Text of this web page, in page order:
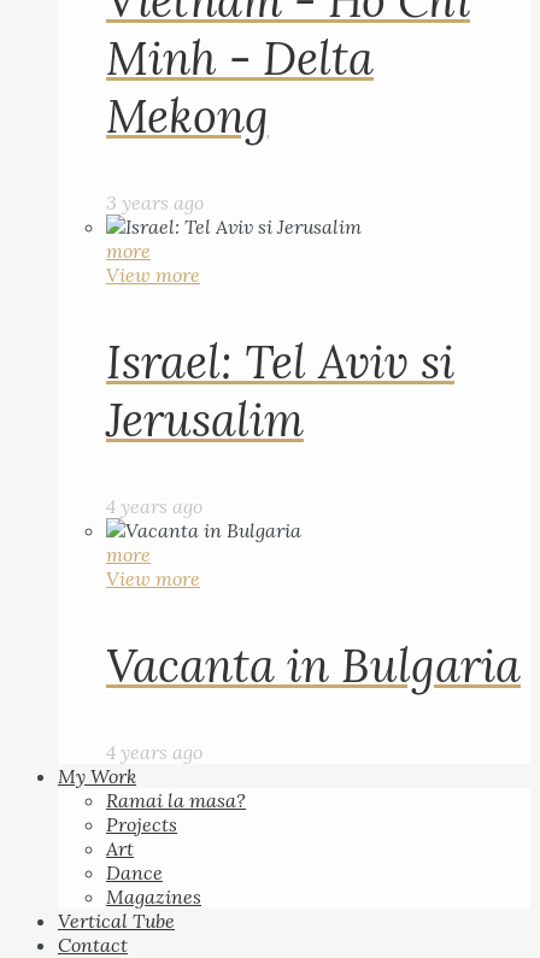
Minh - Delta
Mekong
3 years ago
more
View more
Israel: Tel Aviv si
Jerusalim
4 years ago
more
View more
Vacanta in Bulgaria
4 years ago
My Work
Ramai la masa?
Projects
Art
Dance
Magazines
Vertical Tube
Contact